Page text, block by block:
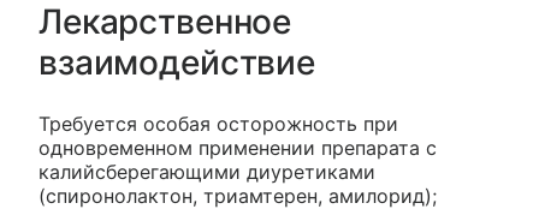
Лекарственное
взаимодействие
Требуется особая осторожность при
одновременном применении препарата с
калийсберегающими диуретиками
(спиронолактон, триамтерен, амилорид);